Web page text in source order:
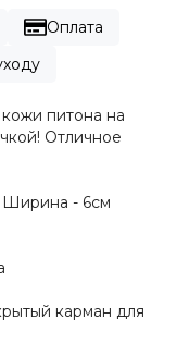
Оплата
кожи питона на
Отличное
Ширина - 6см
карман для